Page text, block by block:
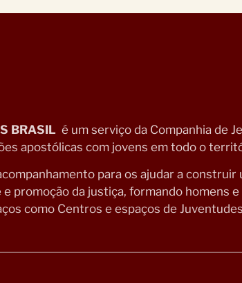
BRASIL é um serviço da Companhia de
apostólicas com jovens em todo o
para os ajudar a construir
promoção da justiça, formando homens
como Centros e espaços de